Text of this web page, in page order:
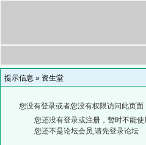
提示信息 » 资生堂
您没有登录或者您没有权限访问此页
您还没有登录或注册，暂时不能使
您还不是论坛会员,请先登录论坛